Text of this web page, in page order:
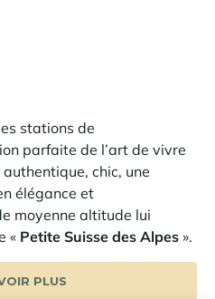
stations de
parfaite de l’art de vivre
chic, une
élégance et
moyenne altitude lui
« Petite Suisse des Alpes ».
PLUS